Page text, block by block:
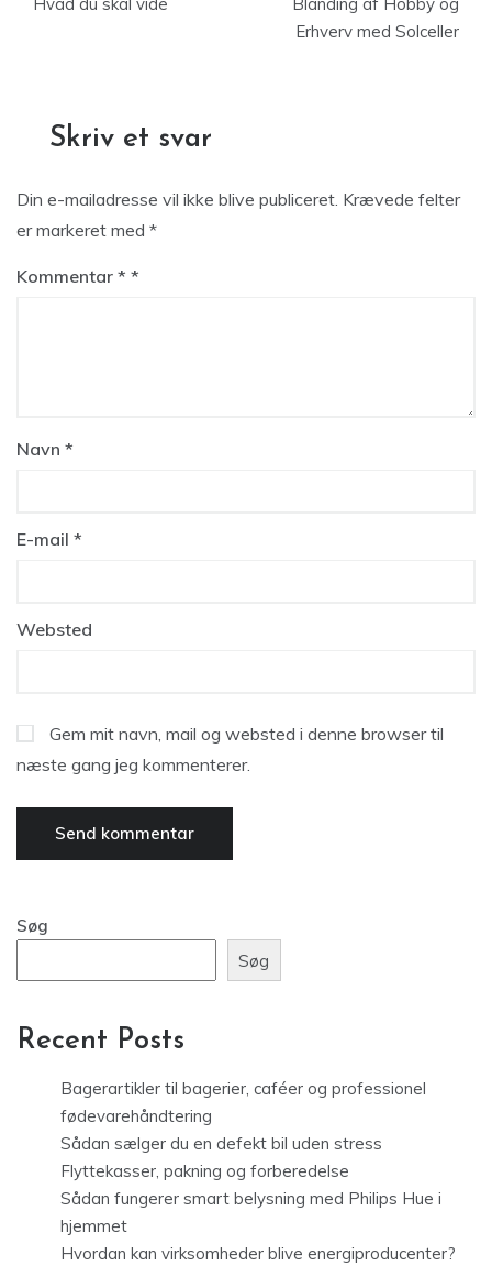
Erhverv med Solceller
Skriv et svar
Din e-mailadresse vil ikke blive publiceret. Krævede felter
er markeret med *
Kommentar *
Navn *
E-mail *
Websted
Gem mit navn, mail og websted i denne browser til
næste gang jeg kommenterer.
Søg
Søg
Recent Posts
Bagerartikler til bagerier, caféer og professionel
fødevarehåndtering
Sådan sælger du en defekt bil uden stress
Flyttekasser, pakning og forberedelse
Sådan fungerer smart belysning med Philips Hue i
hjemmet
Hvordan kan virksomheder blive energiproducenter?